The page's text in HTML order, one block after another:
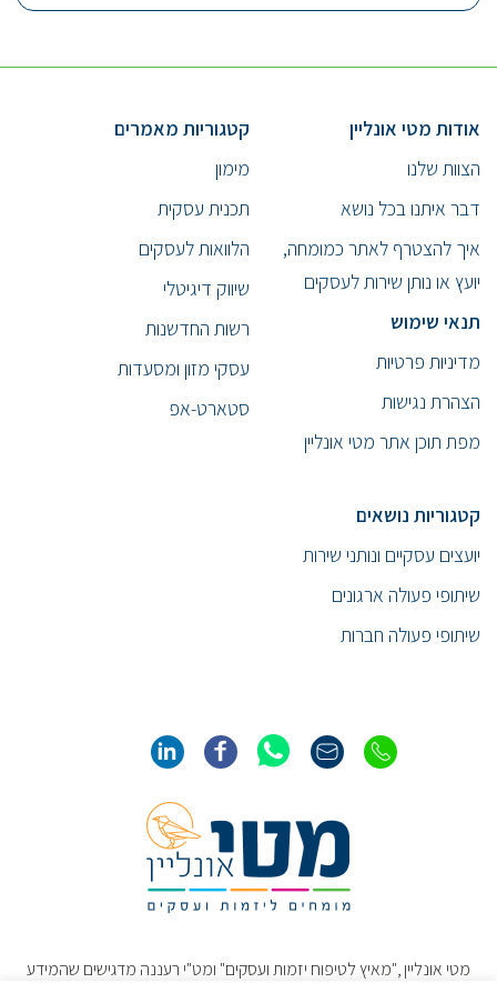
אודות מטי אונליין
הצוות שלנו
דבר איתנו בכל נושא
איך להצטרף לאתר כמומחה,
יועץ או נותן שירות לעסקים
תנאי שימוש
מדיניות פרטיות
הצהרת נגישות
מפת תוכן אתר מטי אונליין
קטגוריות מאמרים
מימון
תכנית עסקית
הלוואות לעסקים
שיווק דיגיטלי
רשות החדשנות
עסקי מזון ומסעדות
סטארט-אפ
קטגוריות נושאים
יועצים עסקיים ונותני שירות
שיתופי פעולה ארגונים
שיתופי פעולה חברות
מטי אונליין ,"מאיץ לטיפוח יזמות ועסקים" ומט"י רעננה מדגישים שהמידע